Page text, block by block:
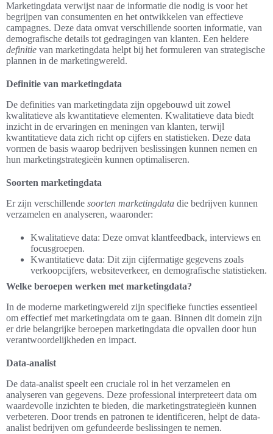
Marketingdata verwijst naar de informatie die nodig is voor het
begrijpen van consumenten en het ontwikkelen van effectieve
campagnes. Deze data omvat verschillende soorten informatie, van
demografische details tot gedragingen van klanten. Een heldere
definitie van marketingdata helpt bij het formuleren van strategische
plannen in de marketingwereld.
Definitie van marketingdata
De definities van marketingdata zijn opgebouwd uit zowel
kwalitatieve als kwantitatieve elementen. Kwalitatieve data biedt
inzicht in de ervaringen en meningen van klanten, terwijl
kwantitatieve data zich richt op cijfers en statistieken. Deze data
vormen de basis waarop bedrijven beslissingen kunnen nemen en
hun marketingstrategieën kunnen optimaliseren.
Soorten marketingdata
Er zijn verschillende soorten marketingdata die bedrijven kunnen
verzamelen en analyseren, waaronder:
Kwalitatieve data: Deze omvat klantfeedback, interviews en
focusgroepen.
Kwantitatieve data: Dit zijn cijfermatige gegevens zoals
verkoopcijfers, websiteverkeer, en demografische statistieken.
Welke beroepen werken met marketingdata?
In de moderne marketingwereld zijn specifieke functies essentieel
om effectief met marketingdata om te gaan. Binnen dit domein zijn
er drie belangrijke beroepen marketingdata die opvallen door hun
verantwoordelijkheden en impact.
Data-analist
De data-analist speelt een cruciale rol in het verzamelen en
analyseren van gegevens. Deze professional interpreteert data om
waardevolle inzichten te bieden, die marketingstrategieën kunnen
verbeteren. Door trends en patronen te identificeren, helpt de data-
analist bedrijven om gefundeerde beslissingen te nemen.